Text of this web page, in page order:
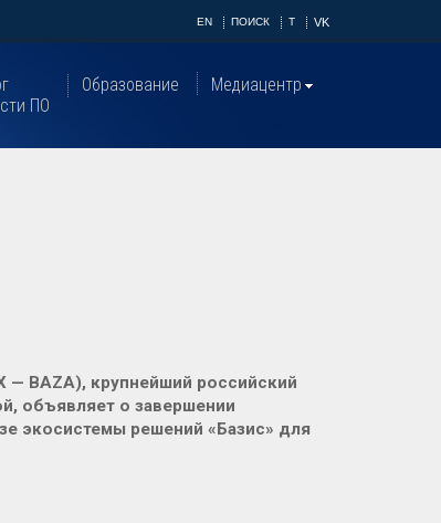
EN ПОИСК T VK
ПО
Образование Медиацентр
BAZA), крупнейший российский
объявляет о завершении
экосистемы решений «Базис» для